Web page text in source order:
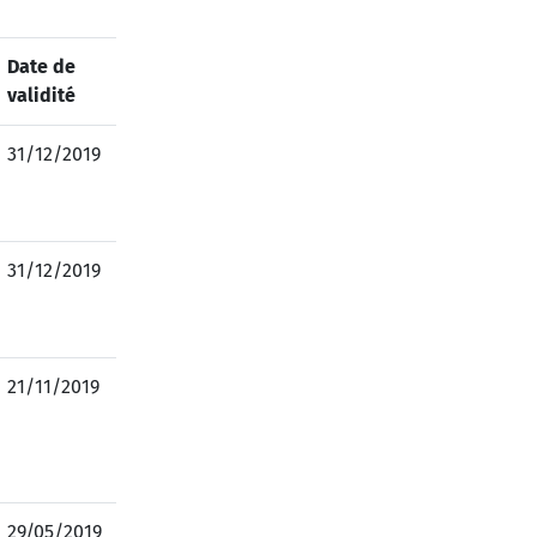
Date de
validité
31/12/2019
31/12/2019
21/11/2019
29/05/2019